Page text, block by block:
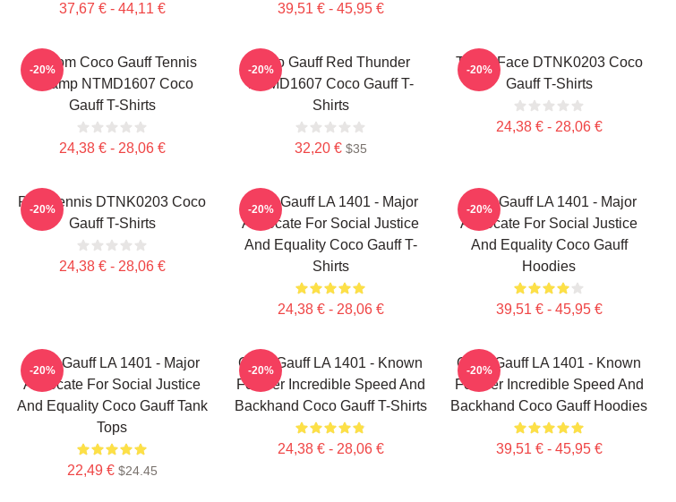
37,67 € - 44,11 € 39,51 € - 45,95 €
Custom Coco Gauff Tennis
Champ NTMD1607 Coco
Gauff T-Shirts
24,38 € - 28,06 €
-20%
Coco Gauff Red Thunder
NTMD1607 Coco Gauff T-
Shirts
32,20 € $35
-20%
Texas Face DTNK0203 Coco
Gauff T-Shirts
24,38 € - 28,06 €
-20%
Play Tennis DTNK0203 Coco
Gauff T-Shirts
24,38 € - 28,06 €
-20%
Coco Gauff LA 1401 - Major
Advocate For Social Justice
And Equality Coco Gauff T-
Shirts
24,38 € - 28,06 €
-20%
Coco Gauff LA 1401 - Major
Advocate For Social Justice
And Equality Coco Gauff
Hoodies
39,51 € - 45,95 €
-20%
Coco Gauff LA 1401 - Major
Advocate For Social Justice
And Equality Coco Gauff Tank
Tops
22,49 € $24.45
-20%
Coco Gauff LA 1401 - Known
For Her Incredible Speed And
Backhand Coco Gauff T-Shirts
24,38 € - 28,06 €
-20%
Coco Gauff LA 1401 - Known
For Her Incredible Speed And
Backhand Coco Gauff Hoodies
39,51 € - 45,95 €
-20%